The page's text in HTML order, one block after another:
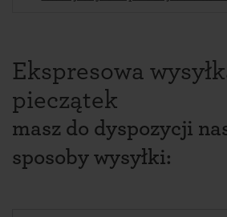
Ekspresowa
pieczątek
masz do dyspozycji
sposoby wysyłki: